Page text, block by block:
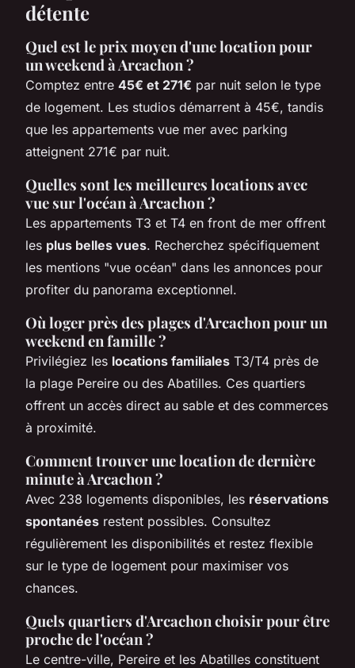
détente
Quel est le prix moyen d'une location pour
un weekend à Arcachon ?
Comptez entre 45€ et 271€ par nuit selon le type
de logement. Les studios démarrent à 45€, tandis
que les appartements vue mer avec parking
atteignent 271€ par nuit.
Quelles sont les meilleures locations avec
vue sur l'océan à Arcachon ?
Les appartements T3 et T4 en front de mer offrent
les plus belles vues. Recherchez spécifiquement
les mentions "vue océan" dans les annonces pour
profiter du panorama exceptionnel.
Où loger près des plages d'Arcachon pour un
weekend en famille ?
Privilégiez les locations familiales T3/T4 près de
la plage Pereire ou des Abatilles. Ces quartiers
offrent un accès direct au sable et des commerces
à proximité.
Comment trouver une location de dernière
minute à Arcachon ?
Avec 238 logements disponibles, les réservations
spontanées restent possibles. Consultez
régulièrement les disponibilités et restez flexible
sur le type de logement pour maximiser vos
chances.
Quels quartiers d'Arcachon choisir pour être
proche de l'océan ?
Le centre-ville, Pereire et les Abatilles constituent